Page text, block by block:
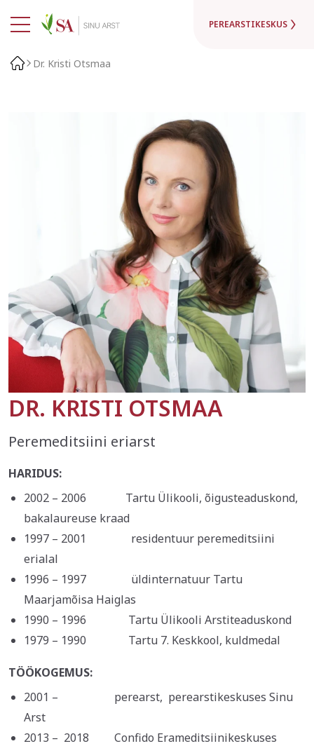
PEREARSTIKESKUS
Dr. Kristi Otsmaa
DR. KRISTI OTSMAA
Peremeditsiini eriarst
HARIDUS:
2002 – 2006 Tartu Ülikooli, õigusteaduskond,
bakalaureuse kraad
1997 – 2001 residentuur peremeditsiini
erialal
1996 – 1997 üldinternatuur Tartu
Maarjamõisa Haiglas
1990 – 1996 Tartu Ülikooli Arstiteaduskond
1979 – 1990 Tartu 7. Keskkool, kuldmedal
TÖÖKOGEMUS:
2001 – perearst, perearstikeskuses Sinu
Arst
2013 – 2018 Confido Erameditsiinikeskuses